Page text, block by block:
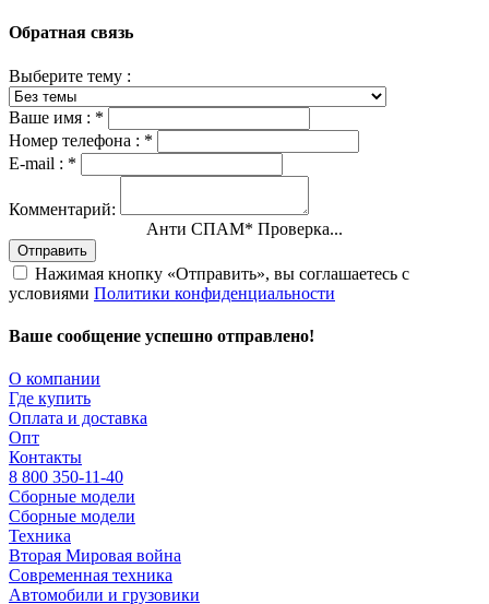
Обратная связь
Выберите тему :
Ваше имя : *
Номер телефона : *
E-mail : *
Комментарий:
Анти СПАМ* Проверка...
Отправить
Нажимая кнопку «Отправить», вы соглашаетесь с
условиями Политики конфиденциальности
Ваше сообщение успешно отправлено!
О компании
Где купить
Оплата и доставка
Опт
Контакты
8 800 350-11-40
Сборные модели
Сборные модели
Техника
Вторая Мировая война
Современная техника
Автомобили и грузовики